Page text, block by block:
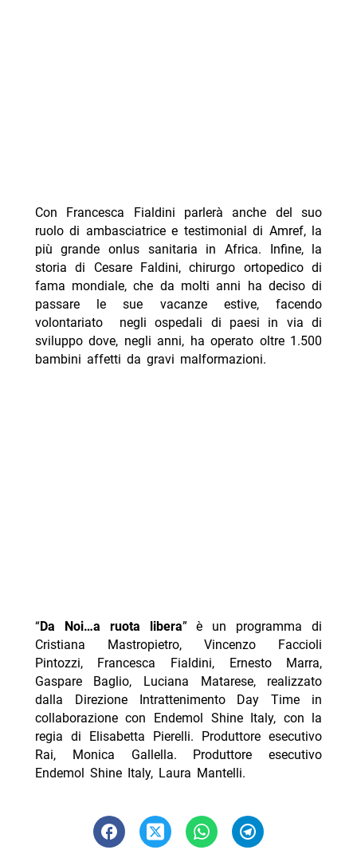
Con Francesca Fialdini parlerà anche del suo
ruolo di ambasciatrice e testimonial di Amref, la
più grande onlus sanitaria in Africa. Infine, la
storia di Cesare Faldini, chirurgo ortopedico di
fama mondiale, che da molti anni ha deciso di
passare le sue vacanze estive, facendo
volontariato negli ospedali di paesi in via di
sviluppo dove, negli anni, ha operato oltre 1.500
bambini affetti da gravi malformazioni.
“Da Noi…a ruota libera” è un programma di
Cristiana Mastropietro, Vincenzo Faccioli
Pintozzi, Francesca Fialdini, Ernesto Marra,
Gaspare Baglio, Luciana Matarese, realizzato
dalla Direzione Intrattenimento Day Time in
collaborazione con Endemol Shine Italy, con la
regia di Elisabetta Pierelli. Produttore esecutivo
Rai, Monica Gallella. Produttore esecutivo
Endemol Shine Italy, Laura Mantelli.